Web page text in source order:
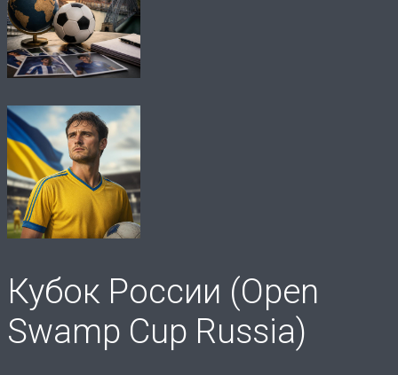
Кубок России (Open
Swamp Cup Russia)